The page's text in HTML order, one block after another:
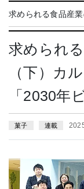
求められる食品産
求められ
（下）カ
「2030年
菓子 連載